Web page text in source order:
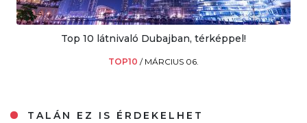
Top 10 látnivaló Dubajban, térképpel!
TOP10 / MÁRCIUS 06.
TALÁN EZ IS ÉRDEKELHET